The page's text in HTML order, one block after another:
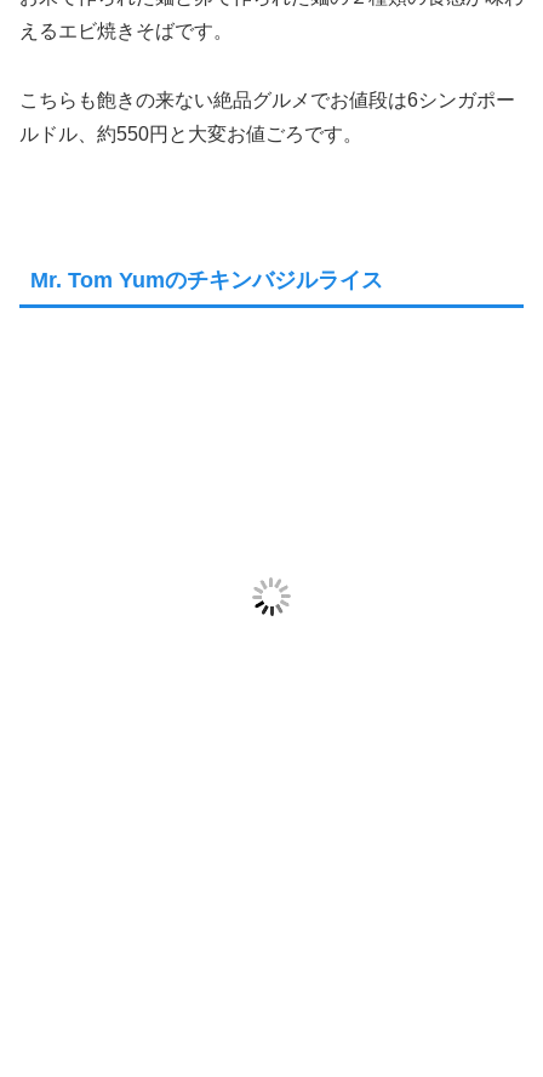
えるエビ焼きそばです。
こちらも飽きの来ない絶品グルメでお値段は6シンガポー
ルドル、約550円と大変お値ごろです。
Mr. Tom Yumのチキンバジルライス